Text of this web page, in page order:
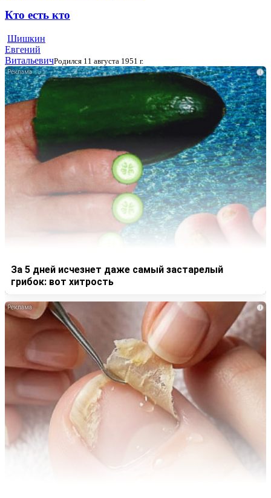
Кто есть кто
Шишкин
Евгений
ВитальевичРодился 11 августа 1951 г.
i
За 5 дней исчезнет даже самый застарелый
грибок: вот хитрость
i